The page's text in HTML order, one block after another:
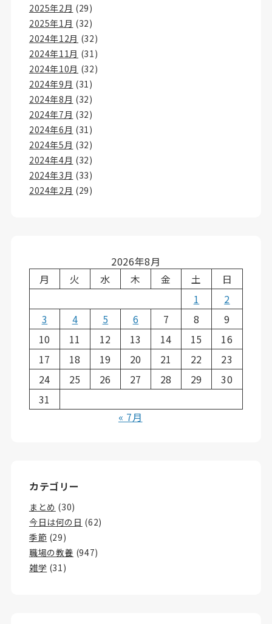
2025年2月 (29)
2025年1月 (32)
2024年12月 (32)
2024年11月 (31)
2024年10月 (32)
2024年9月 (31)
2024年8月 (32)
2024年7月 (32)
2024年6月 (31)
2024年5月 (32)
2024年4月 (32)
2024年3月 (33)
2024年2月 (29)
2026年8月
月
火 水 木 金 土
日
1
2
3
4 5 6 7 8
9
10
11 12 13 14 15
16
17
18 19 20 21 22
23
24
25 26 27 28 29
30
31
« 7月
カテゴリー
まとめ (30)
今日は何の日 (62)
季節 (29)
職場の教養 (947)
雑学 (31)